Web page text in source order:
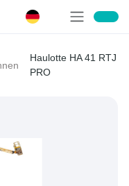
Haulotte HA 41 RTJ
PRO